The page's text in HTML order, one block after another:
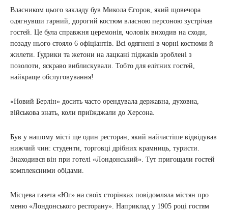
Власником цього закладу був Микола Єгоров, який щовечора
одягнувши гарний, дорогий костюм власною персоною зустрічав
гостей. Це була справжня церемонія, чоловік виходив на сходи,
позаду нього стояло 6 офіціантів. Всі одягнені в чорні костюми й
жилети. Ґудзики та жетони на лацкані піджаків зроблені з
позолоти, яскраво виблискували. Тобто для елітних гостей,
найкраще обслуговування!
«Новий Берлін» досить часто орендувала державна, духовна,
військова знать, коли приїжджали до Херсона.
Був у нашому місті ще один ресторан, який найчастіше відвідував
нижчий чин: студенти, торговці дрібних крамниць, туристи.
Знаходився він при готелі «Лондонський». Тут пригощали гостей
комплексними обідами.
Місцева газета «Юг» на своїх сторінках повідомляла містян про
меню «Лондонського ресторану». Наприклад у 1905 році гостям